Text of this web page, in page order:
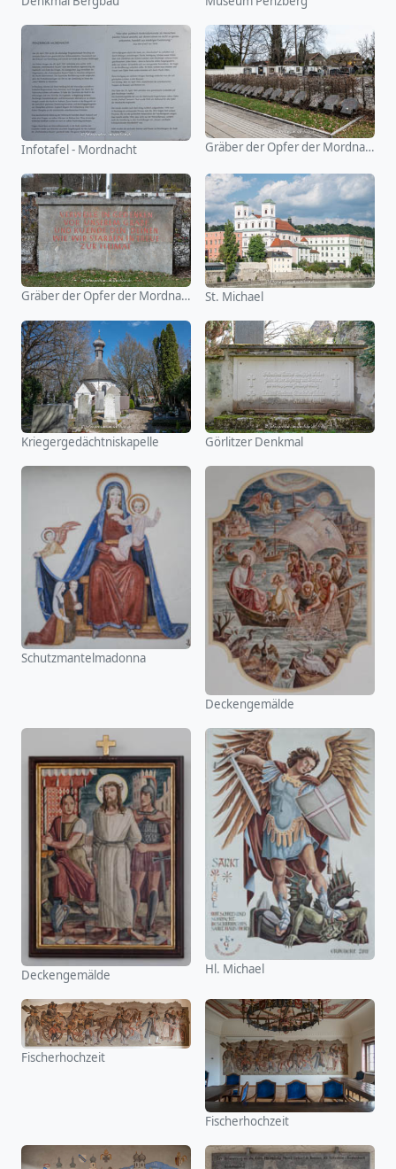
Infotafel - Mordnacht Gräber der Opfer der Mordnacht
Gräber der Opfer der Mordnacht St. Michael
Kriegergedächtniskapelle Görlitzer Denkmal
Schutzmantelmadonna
Deckengemälde
Deckengemälde Hl. Michael
Fischerhochzeit
Fischerhochzeit